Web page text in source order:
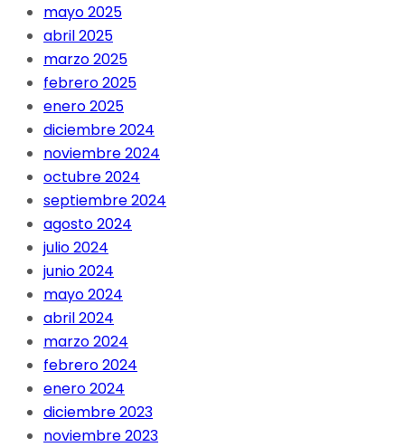
mayo 2025
abril 2025
marzo 2025
febrero 2025
enero 2025
diciembre 2024
noviembre 2024
octubre 2024
septiembre 2024
agosto 2024
julio 2024
junio 2024
mayo 2024
abril 2024
marzo 2024
febrero 2024
enero 2024
diciembre 2023
noviembre 2023